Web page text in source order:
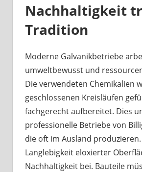
Nachhaltigkeit
Tradition
Moderne Galvanikbetriebe
umweltbewusst und
Die verwendeten Chemikalien
geschlossenen Kreisläufen
fachgerecht aufbereitet. Dies
professionelle Betriebe von
die oft im Ausland
Langlebigkeit eloxierter
Nachhaltigkeit bei. Bauteile